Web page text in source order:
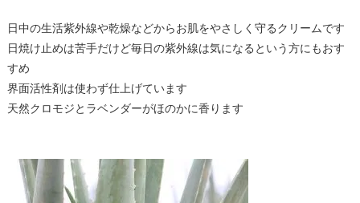
日中の生活紫外線や乾燥などからお肌をやさしく守るクリームです
日焼け止めは苦手だけど毎日の紫外線は気になるという方にもおす
すめ
界面活性剤は使わず仕上げています
天然クロモジとラベンダーがほのかに香ります